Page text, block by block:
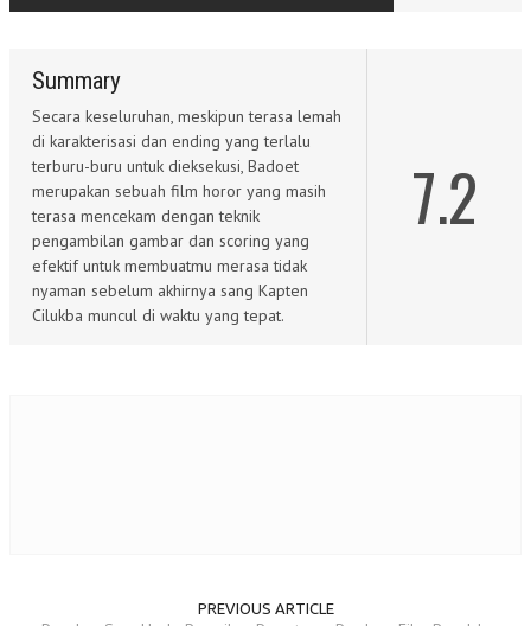
Summary
Secara keseluruhan, meskipun terasa lemah
di karakterisasi dan ending yang terlalu
terburu-buru untuk dieksekusi, Badoet
merupakan sebuah film horor yang masih
terasa mencekam dengan teknik
pengambilan gambar dan scoring yang
efektif untuk membuatmu merasa tidak
nyaman sebelum akhirnya sang Kapten
Cilukba muncul di waktu yang tepat.
7.2
PREVIOUS ARTICLE